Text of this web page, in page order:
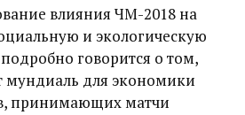
влияния ЧМ-2018 на
и экологическую
говорится о том,
мундиаль для экономики
принимающих матчи